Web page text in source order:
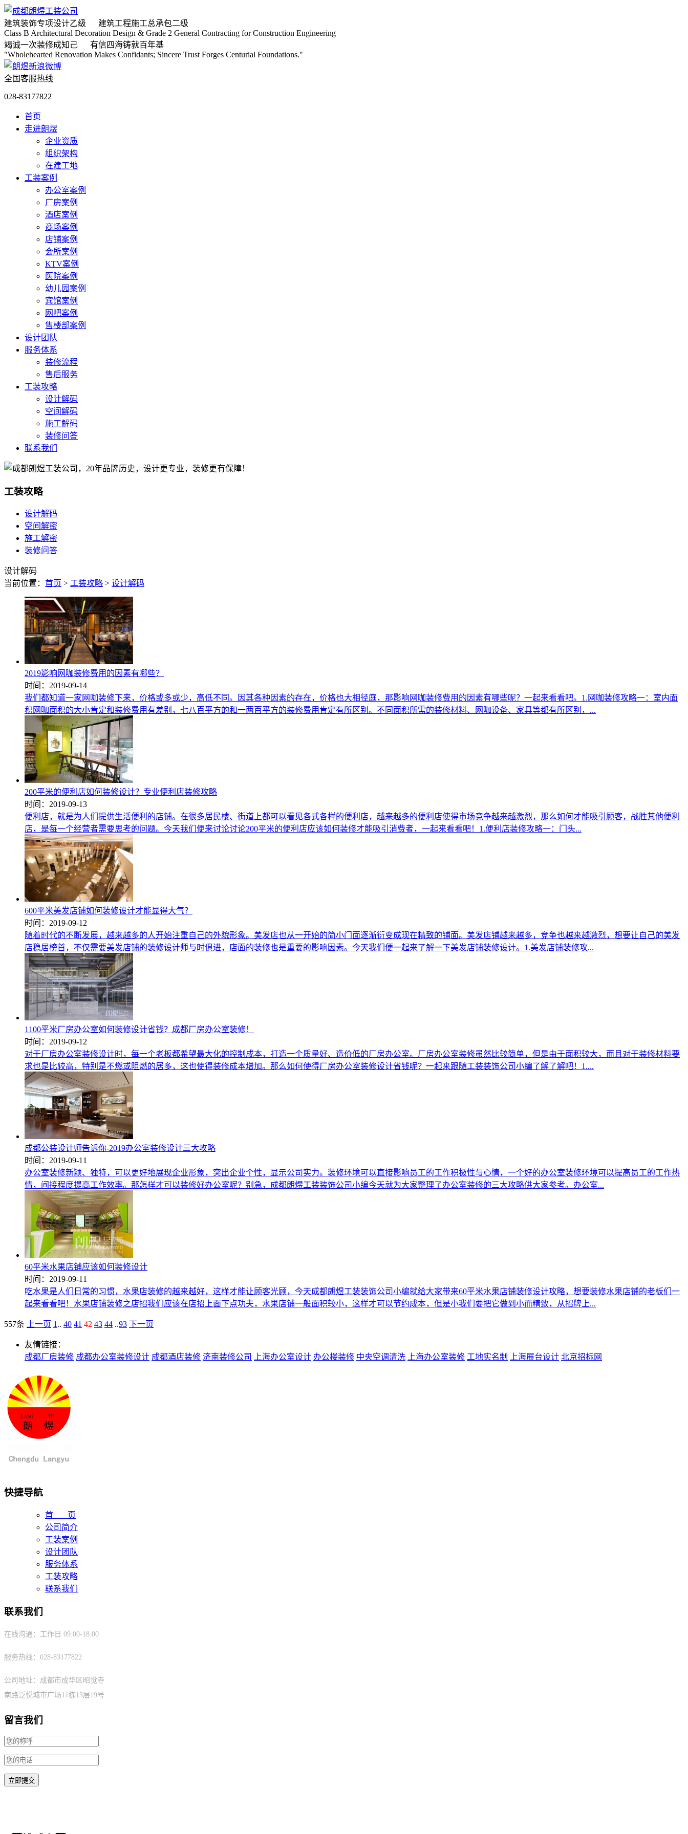
建筑装饰专项设计乙级 建筑工程施工总承包二级
Class B Architectural Decoration Design & Grade 2 General Contracting for Construction Engineering
竭诚一次装修成知己 有信四海铸就百年基
"Wholehearted Renovation Makes Confidants; Sincere Trust Forges Centurial Foundations."
全国客服热线
028-83177822
首页
走进朗煜
企业资质
组织架构
在建工地
工装案例
办公室案例
厂房案例
酒店案例
商场案例
店铺案例
会所案例
KTV案例
医院案例
幼儿园案例
宾馆案例
网吧案例
售楼部案例
设计团队
服务体系
装修流程
售后服务
工装攻略
设计解码
空间解码
施工解码
装修问答
联系我们
工装攻略
设计解码
空间解密
施工解密
装修问答
设计解码
当前位置： 首页 > 工装攻略 > 设计解码
2019影响网咖装修费用的因素有哪些？
时间：2019-09-14
我们都知道一家网咖装修下来，价格或多或少，高低不同。因其各种因素的存在，价格也大相径庭，那影响网咖装修费用的因素有哪些呢？一起来看看吧。1.网咖装修攻略一：室内面
积网咖面积的大小肯定和装修费用有差别，七八百平方的和一两百平方的装修费用肯定有所区别。不同面积所需的装修材料、网咖设备、家具等都有所区别，...
200平米的便利店如何装修设计？专业便利店装修攻略
时间：2019-09-13
便利店，就是为人们提供生活便利的店铺。在很多居民楼、街道上都可以看见各式各样的便利店，越来越多的便利店使得市场竞争越来越激烈，那么如何才能吸引顾客，战胜其他便利
店，是每一个经营者需要思考的问题。今天我们便来讨论讨论200平米的便利店应该如何装修才能吸引消费者，一起来看看吧！1.便利店装修攻略一：门头...
600平米美发店铺如何装修设计才能显得大气？
时间：2019-09-12
随着时代的不断发展，越来越多的人开始注重自己的外貌形象。美发店也从一开始的简小门面逐渐衍变成现在精致的铺面。美发店铺越来越多，竞争也越来越激烈，想要让自己的美发
店稳居榜首，不仅需要美发店铺的装修设计师与时俱进，店面的装修也是重要的影响因素。今天我们便一起来了解一下美发店铺装修设计。1.美发店铺装修攻...
1100平米厂房办公室如何装修设计省钱？成都厂房办公室装修！
时间：2019-09-12
对于厂房办公室装修设计时，每一个老板都希望最大化的控制成本，打造一个质量好、造价低的厂房办公室。厂房办公室装修虽然比较简单，但是由于面积较大，而且对于装修材料要
求也是比较高，特别是不燃或阻燃的居多，这也使得装修成本增加。那么如何使得厂房办公室装修设计省钱呢？一起来跟随工装装饰公司小编了解了解吧！1....
成都公装设计师告诉你-2019办公室装修设计三大攻略
时间：2019-09-11
办公室装修新颖、独特，可以更好地展现企业形象，突出企业个性，显示公司实力。装修环境可以直接影响员工的工作积极性与心情，一个好的办公室装修环境可以提高员工的工作热
情，间接程度提高工作效率。那怎样才可以装修好办公室呢？别急，成都朗煜工装装饰公司小编今天就为大家整理了办公室装修的三大攻略供大家参考。办公室...
60平米水果店铺应该如何装修设计
时间：2019-09-11
吃水果是人们日常的习惯，水果店装修的越来越好，这样才能让顾客光顾，今天成都朗煜工装装饰公司小编就给大家带来60平米水果店铺装修设计攻略，想要装修水果店铺的老板们一
起来看看吧！水果店铺装修之店招我们应该在店招上面下点功夫，水果店铺一般面积较小，这样才可以节约成本，但是小我们要把它做到小而精致，从招牌上...
557条 上一页 1.. 40 41 42 43 44 ..93 下一页
友情链接：
成都厂房装修 成都办公室装修设计 成都酒店装修 济南装修公司 上海办公室设计 办公楼装修 中央空调清洗 上海办公室装修 工地实名制 上海展台设计 北京招标网
快捷导航
首 页
公司简介
工装案例
设计团队
服务体系
工装攻略
联系我们
联系我们
在线沟通：工作日 09:00-18:00
服务热线：028-83177822
公司地址：成都市成华区昭觉寺
南路泛悦城市广场11栋13层19号
留言我们